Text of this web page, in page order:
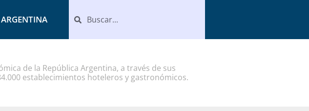
de la República Argentina, a través de sus
establecimientos hoteleros y gastronómicos.